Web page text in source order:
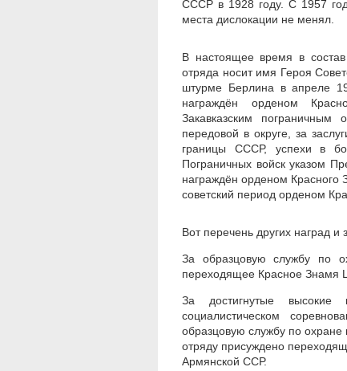
СССР в 1928 году. С 1957
места дислокации не менял.
В настоящее время в состав
отряда носит имя Героя
штурме Берлина в апреле
награждён орденом
Закавказским
передовой в округе, за
границы СССР, успехи в
Пограничных войск указом
награждён орденом
советский период орденом
Вот перечень других наград и
За образцовую службу по
переходящее Красное Знамя
За достигнутые высокие
социалистическом
образцовую службу по
отряду присуждено
Армянской ССР.